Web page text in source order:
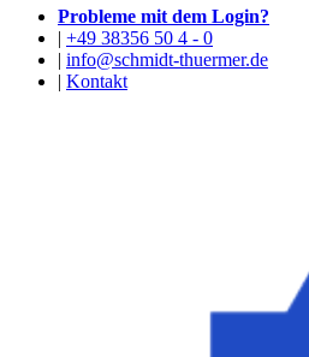
Probleme mit dem Login?
| +49 38356 50 4 - 0
| info@schmidt-thuermer.de
| Kontakt